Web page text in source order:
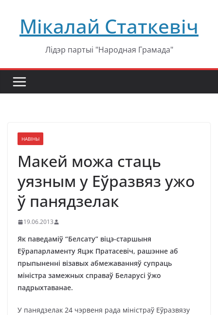
содержимому
Мікалай Статкевіч
Лідэр партыі "Народная Грамада"
НАВІНЫ
Макей можа стаць
уязным у Еўразвяз ужо
ў панядзелак
19.06.2013
Як паведаміў “Белсату” віцэ-старшыня
Еўрапарламенту Яцэк Пратасевіч, рашэнне аб
прыпыненні візавых абмежаванняў супраць
міністра замежных справаў Беларусі ўжо
падрыхтаванае.
У панядзелак 24 чэрвеня рада міністраў Еўразвязу